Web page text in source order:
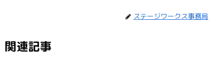
ステージワークス事務局
関連記事